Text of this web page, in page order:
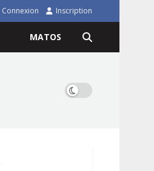
Connexion Inscription
MATOS